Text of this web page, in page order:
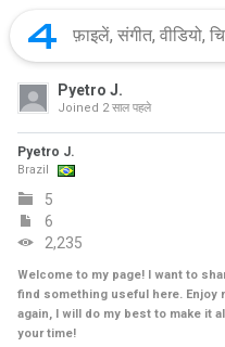
Pyetro J.
Joined 2 साल पहले
Pyetro J.
Brazil
5
6
2,235
Welcome to my page! I want to
find something useful here. Enjoy
again, I will do my best to make it
your time!